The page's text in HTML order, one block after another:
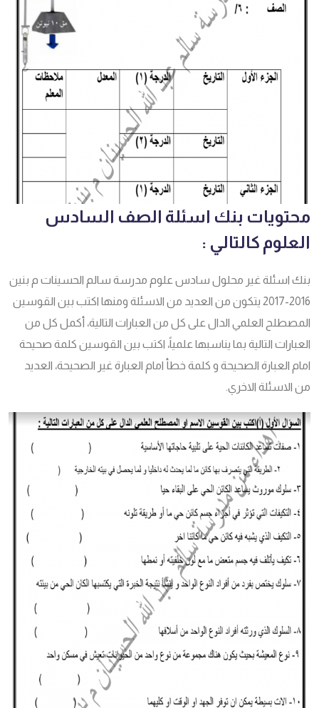
محتويات بنك اسئلة الصف السادس
العلوم كالتالي :
بنك اسئلة غير محلول سادس علوم مدرسة سالم الحسينات م بنين
2016-2017 يتكون من العديد من الاسئلة ومنها اكتب بين القوسين
المصطلح العلمي الدال على كل من العبارات التالية، أكمل كل من
العبارات التالية بما يناسبها علمياً، اكتب بين القوسين كلمة صحيحة
امام العبارة الصحيحة و كلمة خطأ امام العبارة غير الصحيحة، العديد
من الاسئلة الاخري.